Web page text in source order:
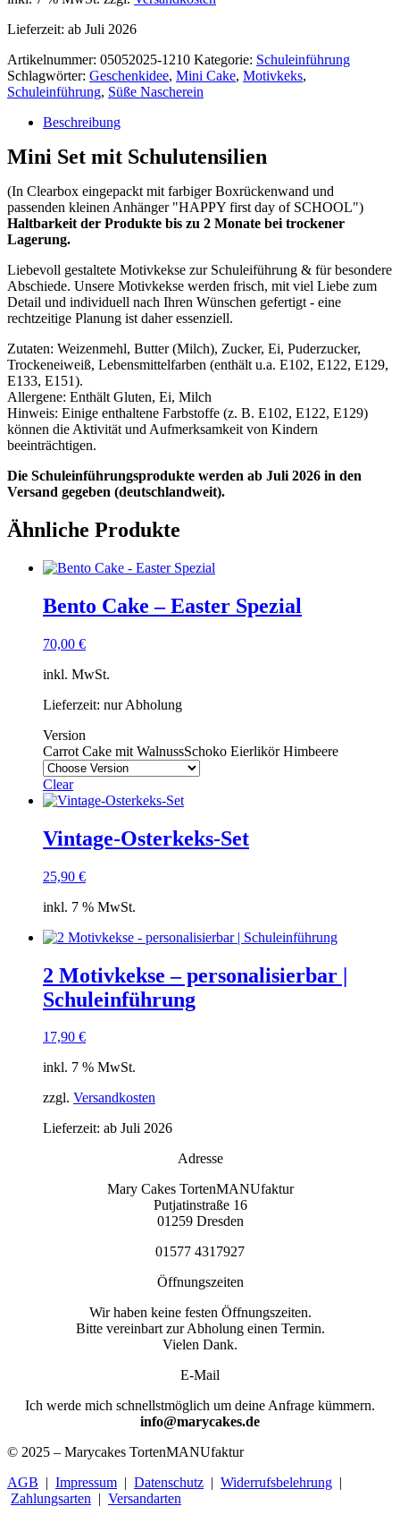
Lieferzeit: ab Juli 2026
Artikelnummer: 05052025-1210 Kategorie: Schuleinführung
Schlagwörter: Geschenkidee, Mini Cake, Motivkeks,
Schuleinführung, Süße Nascherein
Beschreibung
Mini Set mit Schulutensilien
(In Clearbox eingepackt mit farbiger Boxrückenwand und
passenden kleinen Anhänger "HAPPY first day of SCHOOL")
Haltbarkeit der Produkte bis zu 2 Monate bei trockener
Lagerung.
Liebevoll gestaltete Motivkekse zur Schuleiführung & für besondere
Abschiede. Unsere Motivkekse werden frisch, mit viel Liebe zum
Detail und individuell nach Ihren Wünschen gefertigt - eine
rechtzeitige Planung ist daher essenziell.
Zutaten: Weizenmehl, Butter (Milch), Zucker, Ei, Puderzucker,
Trockeneiweiß, Lebensmittelfarben (enthält u.a. E102, E122, E129,
E133, E151).
Allergene: Enthält Gluten, Ei, Milch
Hinweis: Einige enthaltene Farbstoffe (z. B. E102, E122, E129)
können die Aktivität und Aufmerksamkeit von Kindern
beeinträchtigen.
Die Schuleinführungsprodukte werden ab Juli 2026 in den
Versand gegeben (deutschlandweit).
Ähnliche Produkte
Bento Cake – Easter Spezial
70,00 €
inkl. MwSt.
Lieferzeit: nur Abholung
Version
Carrot Cake mit WalnussSchoko Eierlikör Himbeere
Clear
Vintage-Osterkeks-Set
25,90 €
inkl. 7 % MwSt.
2 Motivkekse – personalisierbar |
Schuleinführung
17,90 €
inkl. 7 % MwSt.
zzgl. Versandkosten
Lieferzeit: ab Juli 2026
Adresse
Mary Cakes TortenMANUfaktur
Putjatinstraße 16
01259 Dresden
01577 4317927
Öffnungszeiten
Wir haben keine festen Öffnungszeiten.
Bitte vereinbart zur Abholung einen Termin.
Vielen Dank.
E-Mail
Ich werde mich schnellstmöglich um deine Anfrage kümmern.
info@marycakes.de
© 2025 – Marycakes TortenMANUfaktur
AGB | Impressum | Datenschutz | Widerrufsbelehrung |
Zahlungsarten | Versandarten